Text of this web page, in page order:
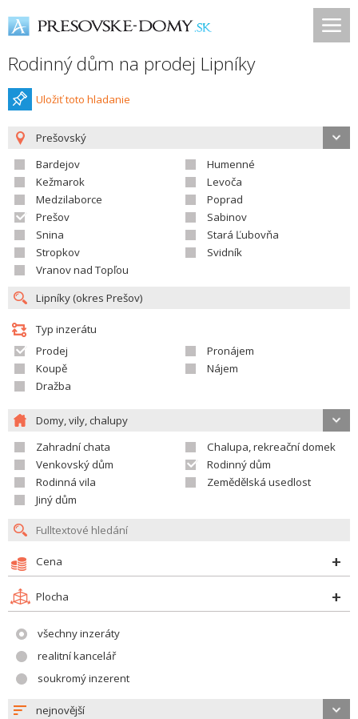
Rodinný dům na prodej Lipníky
Uložiť toto hladanie
Prešovský
Bardejov
Humenné
Kežmarok
Levoča
Medzilaborce
Poprad
Prešov
Sabinov
Snina
Stará Ľubovňa
Stropkov
Svidník
Vranov nad Topľou
Typ inzerátu
Prodej
Pronájem
Koupě
Nájem
Dražba
Domy, vily, chalupy
Zahradní chata
Chalupa, rekreační domek
Venkovský dům
Rodinný dům
Rodinná vila
Zemědělská usedlost
Jiný dům
Cena
Plocha
všechny inzeráty
realitní kancelář
soukromý inzerent
nejnovější